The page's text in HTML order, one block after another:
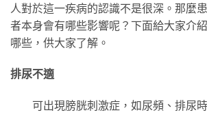
人對於這一疾病的認識不是很深。那麼
者本身會有哪些影響呢？下面給大家介
哪些，供大家了解。
排尿不適
可出現膀胱刺激症，如尿頻、排尿時